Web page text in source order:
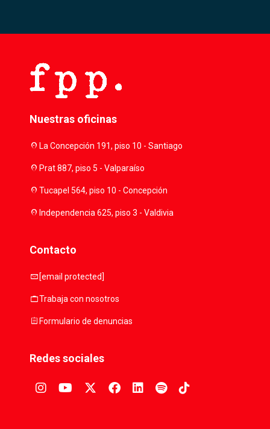
Nuestras oficinas
location_onLa Concepción 191, piso 10 - Santiago
location_onPrat 887, piso 5 - Valparaíso
location_onTucapel 564, piso 10 - Concepción
location_onIndependencia 625, piso 3 - Valdivia
Contacto
mail [email protected]
workTrabaja con nosotros
assignmentFormulario de denuncias
Redes sociales